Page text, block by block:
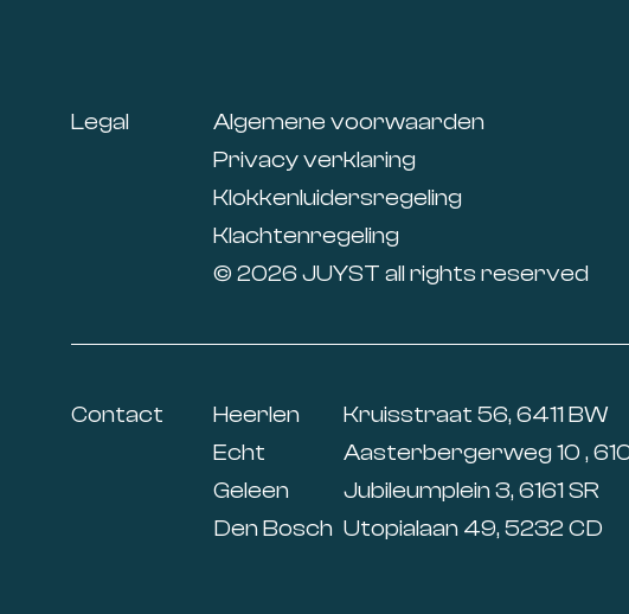
Legal
Algemene voorwaarden
Privacy verklaring
Klokkenluidersregeling
Klachtenregeling
© 2026 JUYST all rights reserved
Contact Heerlen Kruisstraat 56, 6411 BW
Echt
Aasterbergerweg 10 ,
Geleen
Jubileumplein 3, 6161 SR
Den Bosch Utopialaan 49, 5232 CD